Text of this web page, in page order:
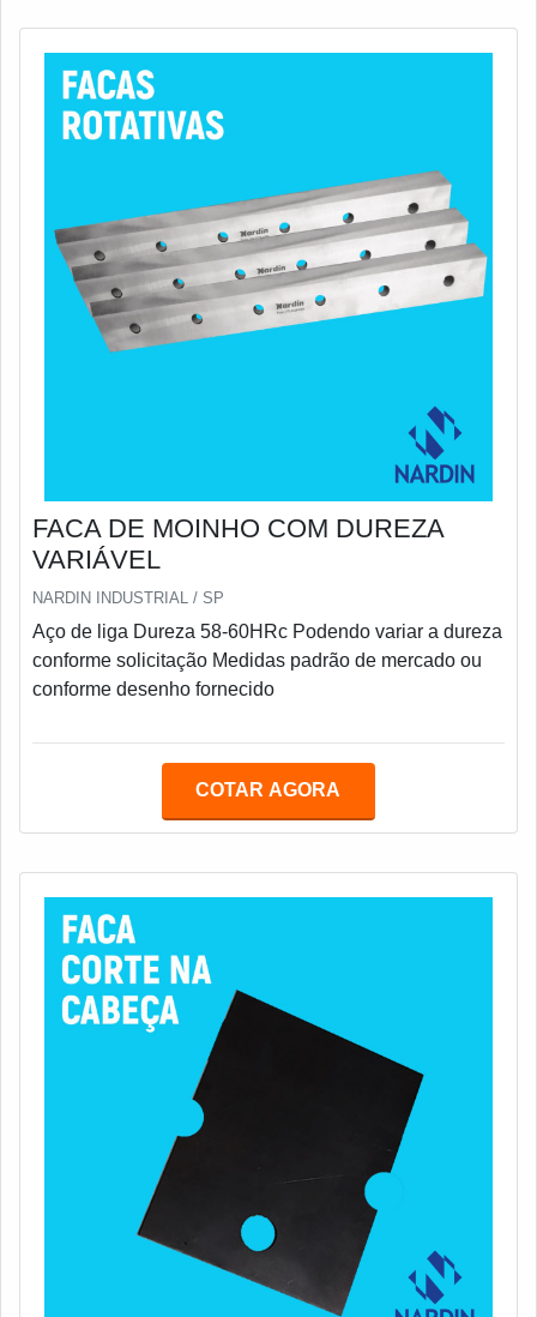
FACA DE MOINHO COM DUREZA
VARIÁVEL
NARDIN INDUSTRIAL / SP
Aço de liga Dureza 58-60HRc Podendo variar a dureza
conforme solicitação Medidas padrão de mercado ou
conforme desenho fornecido
COTAR AGORA